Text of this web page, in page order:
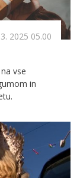
za
2025 05.00
vse
in